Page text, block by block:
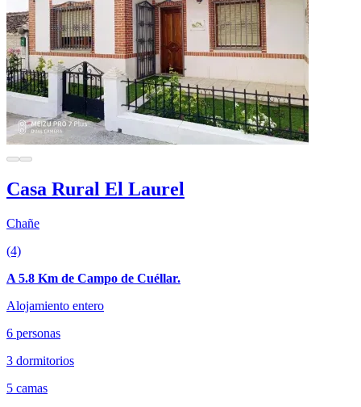
Casa Rural El Laurel
Chañe
(4)
A 5.8 Km de Campo de Cuéllar.
Alojamiento entero
6 personas
3 dormitorios
5 camas